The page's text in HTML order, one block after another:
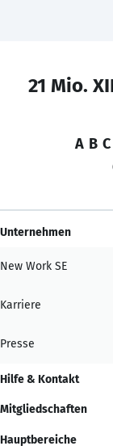
21 Mio.
A B C
Unternehmen
New Work SE
Karriere
Presse
Hilfe & Kontakt
Mitgliedschaften
Hauptbereiche